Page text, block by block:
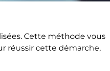
Cette méthode vous
réussir cette démarche,